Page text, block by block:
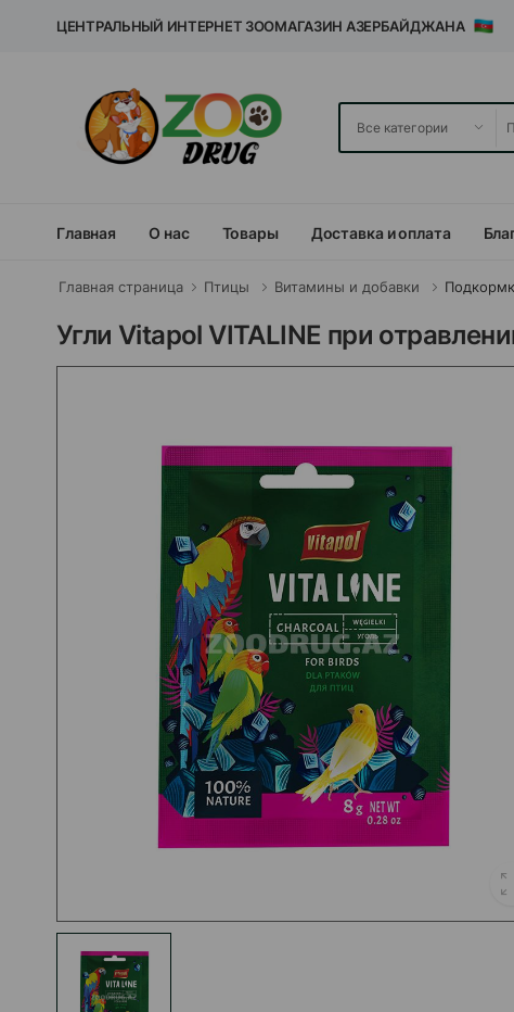
ЦЕНТРАЛЬНЫЙ ИНТЕРНЕТ ЗООМАГАЗИН АЗЕРБАЙДЖАНА
Главная О нас Товары Доставка и оплата
Главная страница Птицы Витамины и добавки
Угли Vitapol VITALINE при